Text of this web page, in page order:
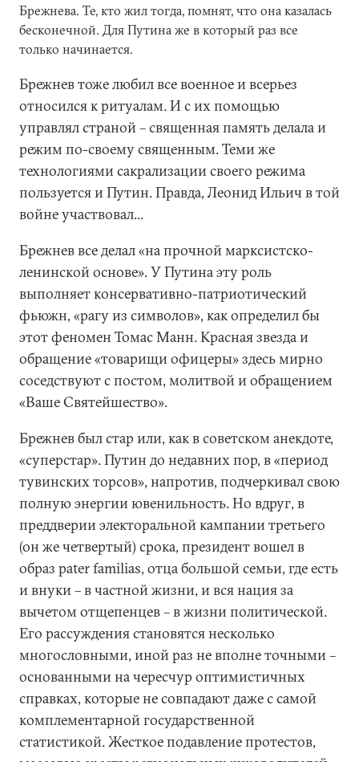
Брежнева. Те, кто жил тогда, помнят, что она казалась
бесконечной. Для Путина же в который раз все
только начинается.
Брежнев тоже любил все военное и всерьез
относился к ритуалам. И с их помощью
управлял страной – священная память делала и
режим по-своему священным. Теми же
технологиями сакрализации своего режима
пользуется и Путин. Правда, Леонид Ильич в той
войне участвовал...
Брежнев все делал «на прочной марксистско-
ленинской основе». У Путина эту роль
выполняет консервативно-патриотический
фьюжн, «рагу из символов», как определил бы
этот феномен Томас Манн. Красная звезда и
обращение «товарищи офицеры» здесь мирно
соседствуют с постом, молитвой и обращением
«Ваше Святейшество».
Брежнев был стар или, как в советском анекдоте,
«суперстар». Путин до недавних пор, в «период
тувинских торсов», напротив, подчеркивал свою
полную энергии ювенильность. Но вдруг, в
преддверии электоральной кампании третьего
(он же четвертый) срока, президент вошел в
образ pater familias, отца большой семьи, где есть
и внуки – в частной жизни, и вся нация за
вычетом отщепенцев – в жизни политической.
Его рассуждения становятся несколько
многословными, иной раз не вполне точными –
основанными на чересчур оптимистичных
справках, которые не совпадают даже с самой
комплементарной государственной
статистикой. Жесткое подавление протестов,